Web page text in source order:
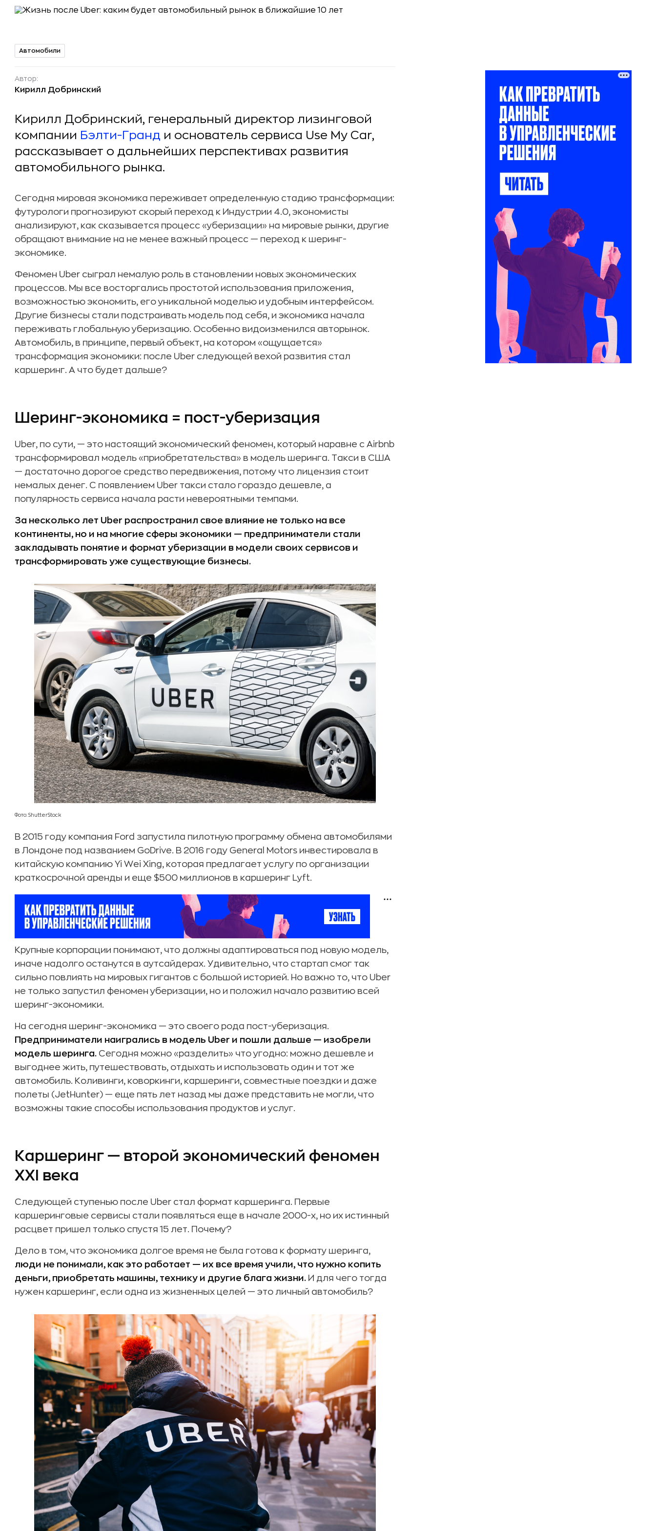
Автомобили
Автор:
Кирилл Добринский
Кирилл Добринский, генеральный директор лизинговой
компании Бэлти-Гранд и основатель сервиса Use My Car,
рассказывает о дальнейших перспективах развития
автомобильного рынка.
Сегодня мировая экономика переживает определенную стадию трансформации:
футурологи прогнозируют скорый переход к Индустрии 4.0, экономисты
анализируют, как сказывается процесс «уберизации» на мировые рынки, другие
обращают внимание на не менее важный процесс — переход к шеринг-
экономике.
Феномен Uber сыграл немалую роль в становлении новых экономических
процессов. Мы все восторгались простотой использования приложения,
возможностью экономить, его уникальной моделью и удобным интерфейсом.
Другие бизнесы стали подстраивать модель под себя, и экономика начала
переживать глобальную уберизацию. Особенно видоизменился авторынок.
Автомобиль, в принципе, первый объект, на котором «ощущается»
трансформация экономики: после Uber следующей вехой развития стал
каршеринг. А что будет дальше?
Шеринг-экономика = пост-уберизация
Uber, по сути, — это настоящий экономический феномен, который наравне с Airbnb
трансформировал модель «приобретательства» в модель шеринга. Такси в США
— достаточно дорогое средство передвижения, потому что лицензия стоит
немалых денег. С появлением Uber такси стало гораздо дешевле, а
популярность сервиса начала расти невероятными темпами.
За несколько лет Uber распространил свое влияние не только на все
континенты, но и на многие сферы экономики — предприниматели стали
закладывать понятие и формат уберизации в модели своих сервисов и
трансформировать уже существующие бизнесы.
Фото: ShutterStock
В 2015 году компания Ford запустила пилотную программу обмена автомобилями
в Лондоне под названием GoDrive. В 2016 году General Motors инвестировала в
китайскую компанию Yi Wei Xing, которая предлагает услугу по организации
краткосрочной аренды и еще $500 миллионов в каршеринг Lyft.
Крупные корпорации понимают, что должны адаптироваться под новую модель,
иначе надолго останутся в аутсайдерах. Удивительно, что стартап смог так
сильно повлиять на мировых гигантов с большой историей. Но важно то, что Uber
не только запустил феномен уберизации, но и положил начало развитию всей
шеринг-экономики.
На сегодня шеринг-экономика — это своего рода пост-уберизация.
Предприниматели наигрались в модель Uber и пошли дальше — изобрели
модель шеринга. Сегодня можно «разделить» что угодно: можно дешевле и
выгоднее жить, путешествовать, отдыхать и использовать один и тот же
автомобиль. Коливинги, коворкинги, каршеринги, совместные поездки и даже
полеты (JetHunter) — еще пять лет назад мы даже представить не могли, что
возможны такие способы использования продуктов и услуг.
Каршеринг — второй экономический феномен
XXI века
Следующей ступенью после Uber стал формат каршеринга. Первые
каршеринговые сервисы стали появляться еще в начале 2000-х, но их истинный
расцвет пришел только спустя 15 лет. Почему?
Дело в том, что экономика долгое время не была готова к формату шеринга,
люди не понимали, как это работает — их все время учили, что нужно копить
деньги, приобретать машины, технику и другие блага жизни. И для чего тогда
нужен каршеринг, если одна из жизненных целей — это личный автомобиль?